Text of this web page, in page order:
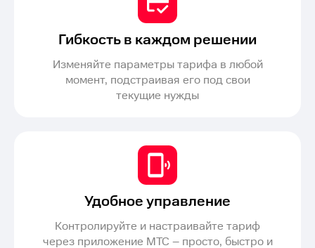
Гибкость в каждом решении
Изменяйте параметры тарифа в любой
момент, подстраивая его под свои
текущие нужды
Удобное управление
Контролируйте и настраивайте тариф
через приложение МТС – просто, быстро и